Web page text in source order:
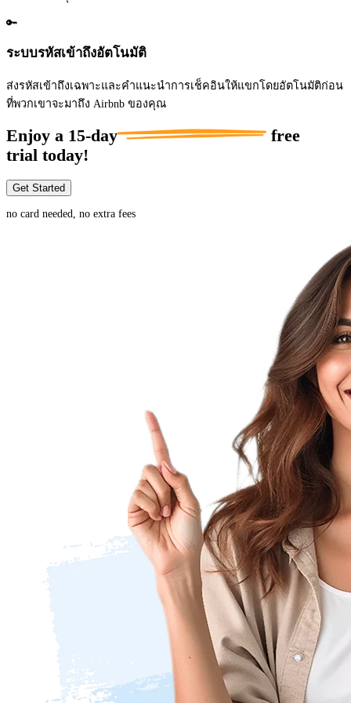
🔑
ระบบรหัสเข้าถึงอัตโนมัติ
ส่งรหัสเข้าถึงเฉพาะและคำแนะนำการเช็คอินให้แขกโดยอัตโนมัติก่อน
ที่พวกเขาจะมาถึง Airbnb ของคุณ
Enjoy a 15-day
free
trial today!
Get Started
no card needed, no extra fees